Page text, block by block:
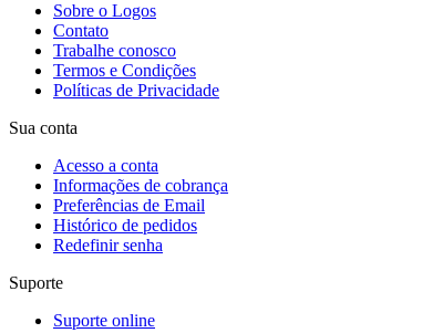
Sobre o Logos
Contato
Trabalhe conosco
Termos e Condições
Políticas de Privacidade
Sua conta
Acesso a conta
Informações de cobrança
Preferências de Email
Histórico de pedidos
Redefinir senha
Suporte
Suporte online